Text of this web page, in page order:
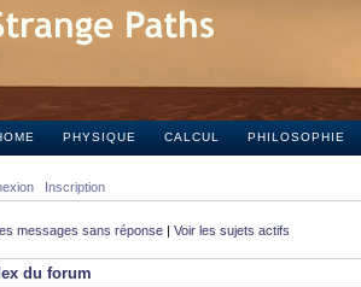
PHYSIQUE CALCUL PHILOSOPHIE
Inscription
messages sans réponse | Voir les sujets actifs
du forum